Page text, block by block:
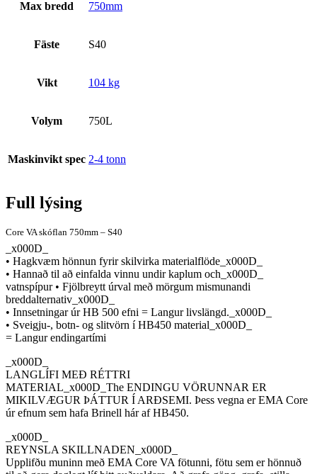
Max bredd 750mm
Fäste S40
Vikt 104 kg
Volym 750L
Maskinvikt spec 2-4 tonn
Full lýsing
Core VA skóflan 750mm – S40
_x000D_
• Hagkvæm hönnun fyrir skilvirka materialflöde_x000D_
• Hannað til að einfalda vinnu undir kaplum och_x000D_
vatnspípur • Fjölbreytt úrval með mörgum mismunandi
breddalternativ_x000D_
• Innsetningar úr HB 500 efni = Langur livslängd._x000D_
• Sveigju-, botn- og slitvörn í HB450 material_x000D_
= Langur endingartími
_x000D_
LANGLÍFI MEÐ RÉTTRI
MATERIAL_x000D_The ENDINGU VÖRUNNAR ER
MIKILVÆGUR ÞÁTTUR Í ARÐSEMI. Þess vegna er EMA Core
úr efnum sem hafa Brinell hár af HB450.
_x000D_
REYNSLA SKILLNADEN_x000D_
Upplifðu muninn með EMA Core VA fötunni, fötu sem er hönnuð